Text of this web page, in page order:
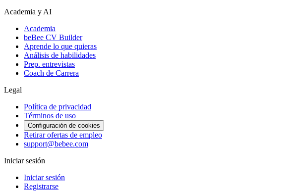
Academia y AI
Academia
beBee CV Builder
Aprende lo que quieras
Análisis de habilidades
Prep. entrevistas
Coach de Carrera
Legal
Política de privacidad
Términos de uso
Configuración de cookies
Retirar ofertas de empleo
support@bebee.com
Iniciar sesión
Iniciar sesión
Registrarse